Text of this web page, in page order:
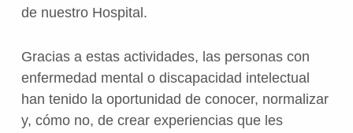
de nuestro Hospital.
Gracias a estas actividades, las personas con
enfermedad mental o discapacidad intelectual
han tenido la oportunidad de conocer, normalizar
y, cómo no, de crear experiencias que les